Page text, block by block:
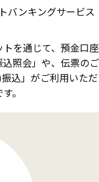
バンキングサービス
を通じて、 預金口座
照会」や、 伝票のご
込」がご利用いただ
。